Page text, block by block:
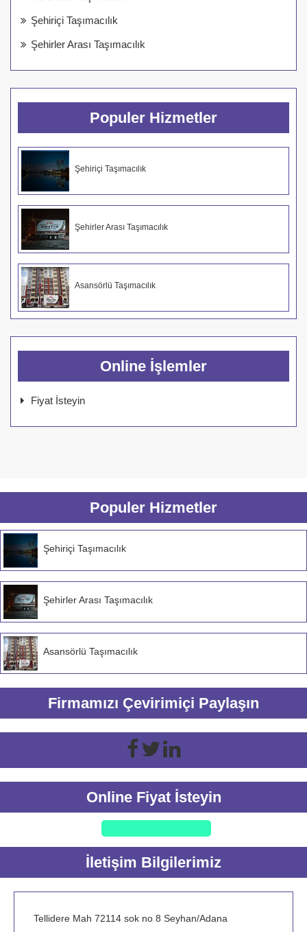
Şehiriçi Taşımacılık
Şehirler Arası Taşımacılık
Populer Hizmetler
Şehiriçi Taşımacılık
Şehirler Arası Taşımacılık
Asansörlü Taşımacılık
Online İşlemler
Fiyat İsteyin
Populer Hizmetler
Şehiriçi Taşımacılık
Şehirler Arası Taşımacılık
Asansörlü Taşımacılık
Firmamızı Çevirimiçi Paylaşın
Online Fiyat İsteyin
İletişim Bilgilerimiz
Tellidere Mah 72114 sok no 8 Seyhan/Adana